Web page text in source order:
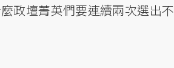
政壇菁英們要連續兩次選出不